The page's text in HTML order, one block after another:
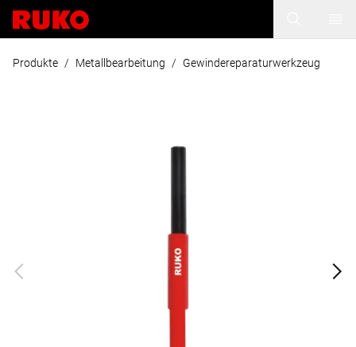
Produkte / Metallbearbeitung / Gewindereparaturwerkzeug